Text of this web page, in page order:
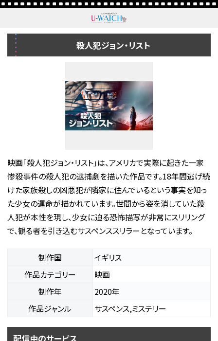
殺人犯ジョン・リスト
映画「殺人犯ジョン・リスト」は、アメリカで実際に起きた一家
惨殺事件の殺人犯の逮捕劇を描いた作品です。18年間逃げ続
けた家族殺しの凶悪犯が隣家に住んでいるという事実を知っ
た少女の運命が描かれています。世間から姿を消していた殺
人犯が本性を現し、少女に迫る恐怖描写が非常にスリリング
で、観る者を引き込むサスペンススリラーとなっています。
制作国
イギリス
作品カテゴリー
映画
制作年
2020年
作品ジャンル
サスペンス,ミステリー
配信中のサービス